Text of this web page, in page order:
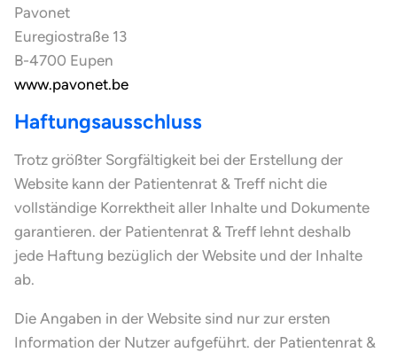
Pavonet
Euregiostraße 13
B-4700 Eupen
www.pavonet.be
Haftungsausschluss
Trotz größter Sorgfältigkeit bei der Erstellung der
Website kann der Patientenrat & Treff nicht die
vollständige Korrektheit aller Inhalte und Dokumente
garantieren. der Patientenrat & Treff lehnt deshalb
jede Haftung bezüglich der Website und der Inhalte
ab.
Die Angaben in der Website sind nur zur ersten
Information der Nutzer aufgeführt. der Patientenrat &